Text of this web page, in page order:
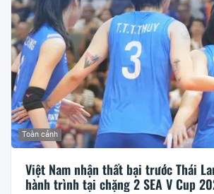
Toàn cảnh
Việt Nam nhận thất bại trước Thái
hành trình tại chặng 2 SEA V Cup